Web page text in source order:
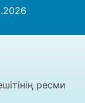
ресми